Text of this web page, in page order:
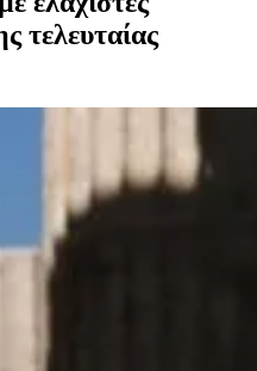
τελευταίας